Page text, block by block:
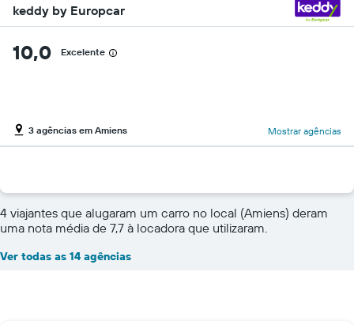
keddy by Europcar
10,0 Excelente
3 agências em Amiens Mostrar agências
4 viajantes que alugaram um carro no local (Amiens) deram
uma nota média de 7,7 à locadora que utilizaram.
Ver todas as 14 agências